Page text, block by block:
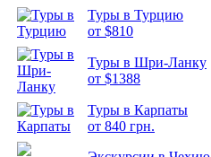
Туры в Турцию
от $810
Туры в Шри-Ланку
от $1388
Туры в Карпаты
от 840 грн.